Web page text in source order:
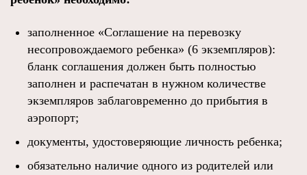
заполненное «Соглашение на перевозку
несопровождаемого ребенка» (6 экземпляров):
бланк соглашения должен быть полностью
заполнен и распечатан в нужном количестве
экземпляров заблаговременно до прибытия в
аэропорт;
документы, удостоверяющие личность ребенка;
обязательно наличие одного из родителей или